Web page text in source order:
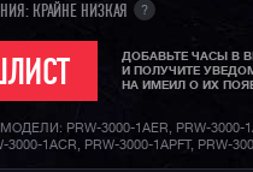
КРАЙНЕ НИЗКАЯ ?
ДОБАВЬТЕ ЧАСЫ В
И ПОЛУЧИТЕ
НА ИМЕИЛ О ИХ
PRW-3000-1AER, PRW-3000-
3000-1ACR, PRW-3000-1APFT, PRW-